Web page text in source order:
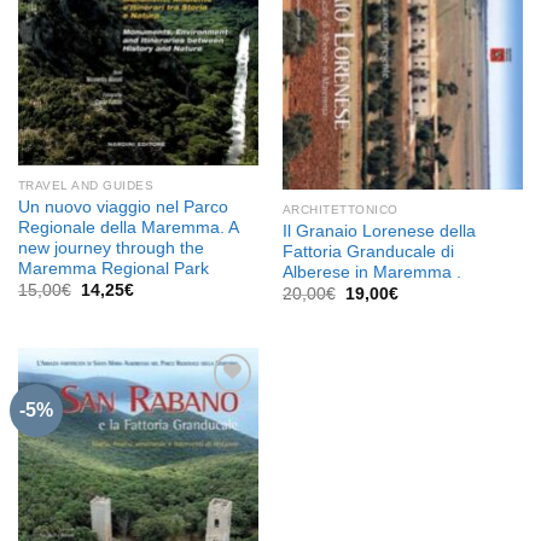
TRAVEL AND GUIDES
Un nuovo viaggio nel Parco
Regionale della Maremma. A
new journey through the
Maremma Regional Park
15,00€
Il
15,00€.
14,25€Il
14,25€.
ARCHITETTONICO
Il Granaio Lorenese della
Fattoria Granducale di
Alberese in Maremma .
20,00€
Il
19,00€Il
-5%
Aggiungi
alla lista
dei
desideri